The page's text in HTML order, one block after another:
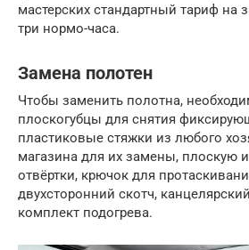
мастерских стандартный тариф на
три нормо-часа.
Замена полотен
Чтобы заменить полотна,
плоскогубцы для снятия
пластиковые стяжки из любого
магазина для их замены, плоскую
отвёртки, крючок для
двухсторонний скотч,
комплект подогрева.